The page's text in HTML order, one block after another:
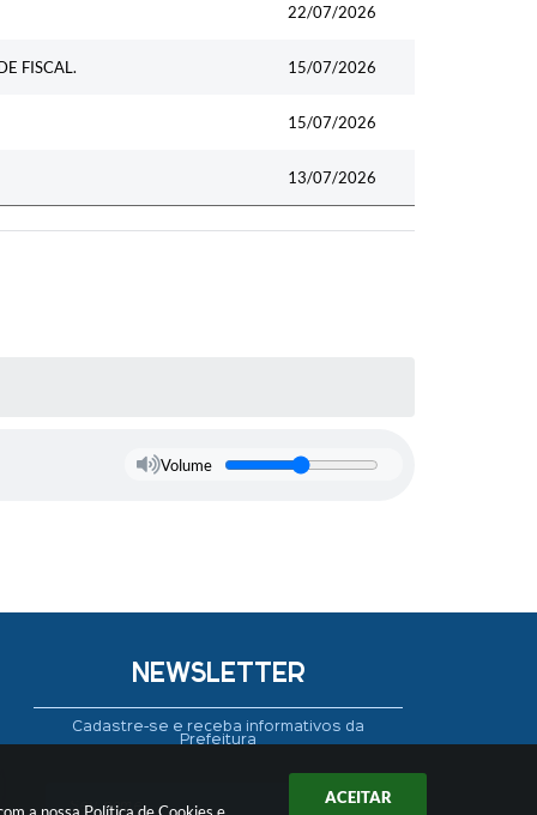
ACEITAR
22/07/2026
FISCAL. 15/07/2026
15/07/2026
13/07/2026
Volume
NEWSLETTER
Cadastre-se e receba informativos da
Prefeitura